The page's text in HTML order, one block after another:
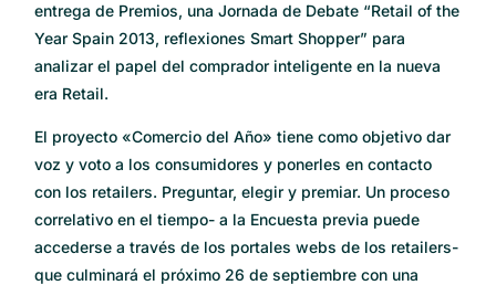
entrega de Premios, una Jornada de Debate “Retail of the
Year Spain 2013, reflexiones Smart Shopper” para
analizar el papel del comprador inteligente en la nueva
era Retail.
El proyecto «Comercio del Año» tiene como objetivo dar
voz y voto a los consumidores y ponerles en contacto
con los retailers. Preguntar, elegir y premiar. Un proceso
correlativo en el tiempo- a la Encuesta previa puede
accederse a través de los portales webs de los retailers-
que culminará el próximo 26 de septiembre con una